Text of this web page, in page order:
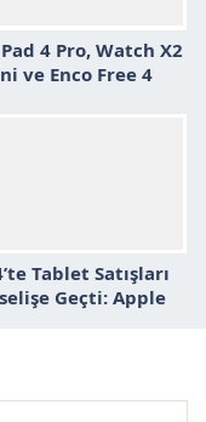
4 Pro, Watch X2
ve Enco Free 4
Tablet Satışları
Geçti: Apple